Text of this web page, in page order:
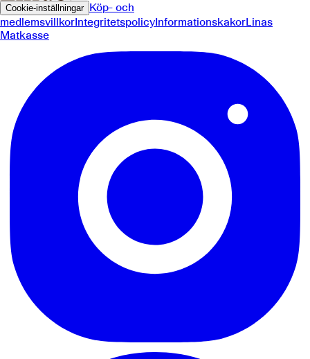
Cookie-inställningar Köp- och
medlemsvillkorIntegritetspolicyInformationskakorLinas
Matkasse